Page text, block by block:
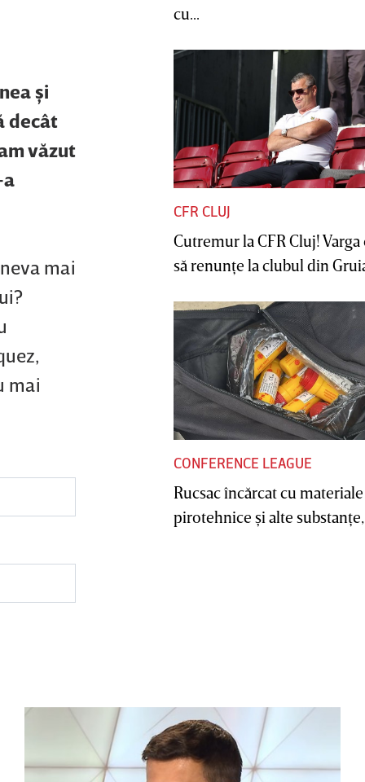
şi
decât
văzut
mai
mai
cu...
CFR CLUJ
Cutremur la CFR Cluj! Varga
să renunţe la clubul din
CONFERENCE LEAGUE
Rucsac încărcat cu materiale
pirotehnice şi alte substanţe,